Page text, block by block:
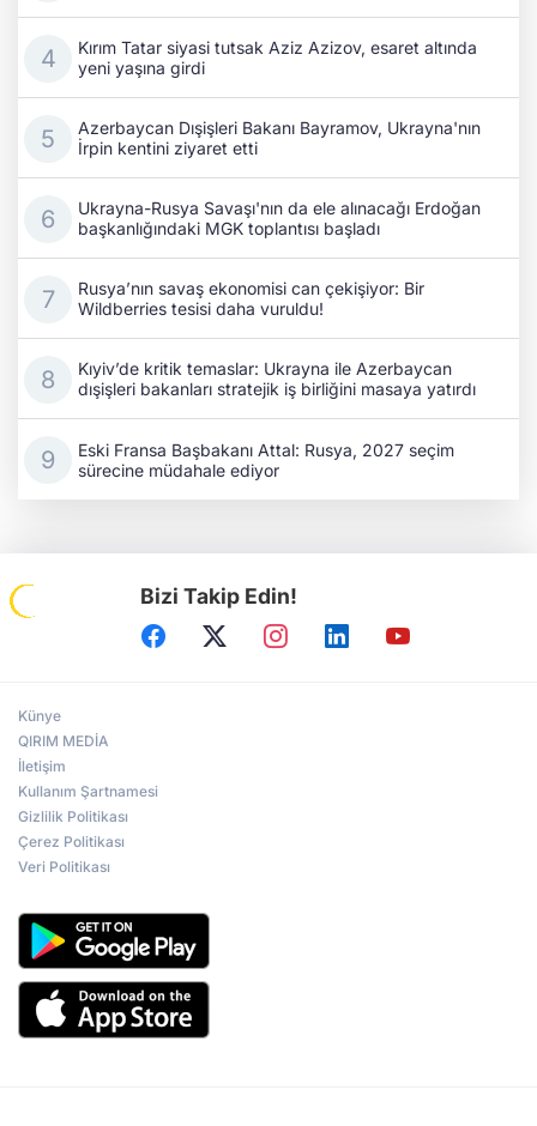
Kırım Tatar siyasi tutsak Aziz Azizov, esaret altında
yeni yaşına girdi
Azerbaycan Dışişleri Bakanı Bayramov, Ukrayna'nın
İrpin kentini ziyaret etti
Ukrayna-Rusya Savaşı'nın da ele alınacağı Erdoğan
başkanlığındaki MGK toplantısı başladı
Rusya’nın savaş ekonomisi can çekişiyor: Bir
Wildberries tesisi daha vuruldu!
Kıyiv’de kritik temaslar: Ukrayna ile Azerbaycan
dışişleri bakanları stratejik iş birliğini masaya yatırdı
Eski Fransa Başbakanı Attal: Rusya, 2027 seçim
sürecine müdahale ediyor
Bizi Takip Edin!
Künye
QIRIM MEDİA
İletişim
Kullanım Şartnamesi
Gizlilik Politikası
Çerez Politikası
Veri Politikası